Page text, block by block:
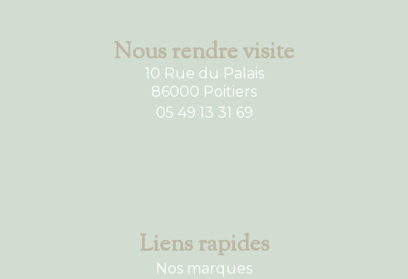
Nous rendre visite
10 Rue du Palais
86000 Poitiers
05 49 13 31 69
Liens rapides
Nos marques